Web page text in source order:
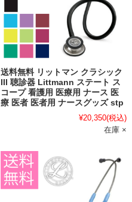
送料無料 リットマン クラシック
III 聴診器 Littmann ステート ス
コープ 看護用 医療用 ナース 医
療 医者 医者用 ナースグッズ stp
¥20,350(税込)
在庫 ×